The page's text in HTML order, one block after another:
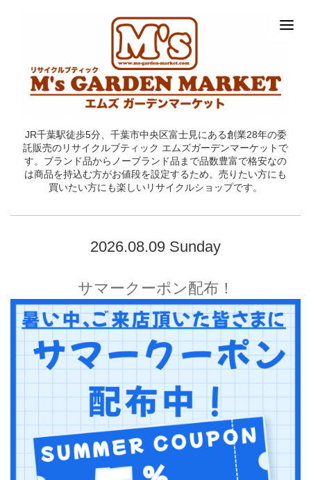
JR千葉駅徒歩5分、千葉市中央区富士見にある創業28年の委
託販売のリサイクルブティック エムズガーデンマーケットで
す。ブランド品からノーブランド品まで品数豊富で格安なの
は商品を持込む方がお値段を設定するため。売りたい方にも
買いたい方にも楽しいリサイクルショップです。
2026.08.09 Sunday
サマークーポン配布！